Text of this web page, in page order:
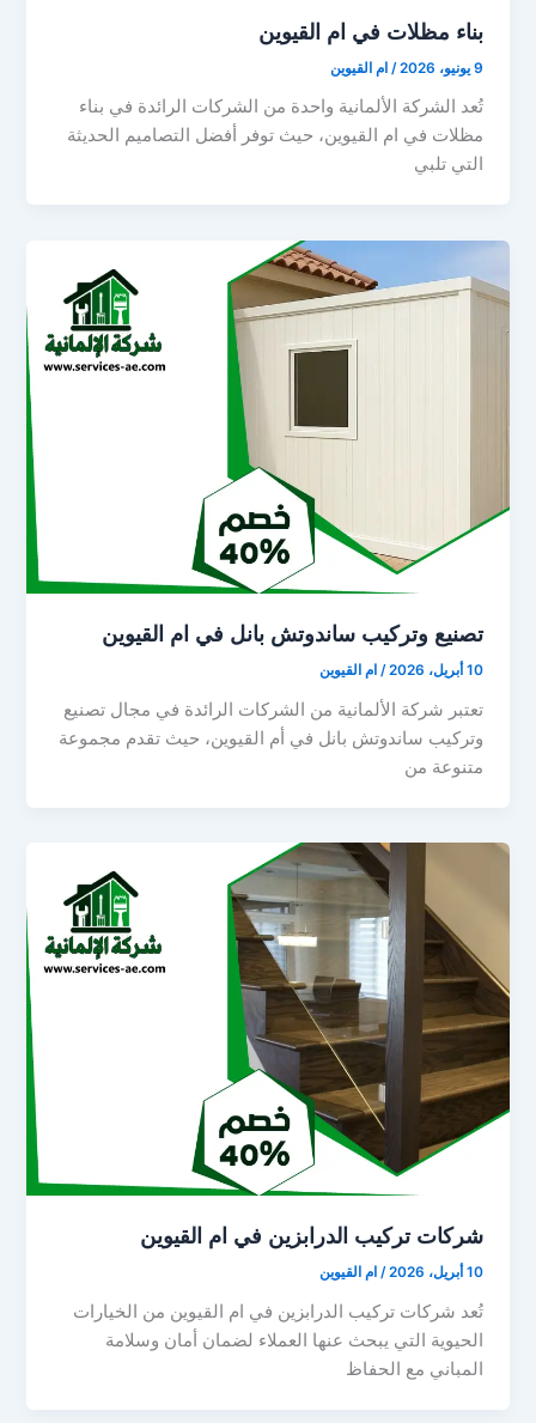
بناء مظلات في ام القيوين
9 يونيو، 2026 /ام القيوين
تُعد الشركة الألمانية واحدة من الشركات الرائدة في بناء
مظلات في ام القيوين، حيث توفر أفضل التصاميم الحديثة
التي تلبي
تصنيع وتركيب ساندوتش بانل في ام القيوين
10 أبريل، 2026 / ام القيوين
تعتبر شركة الألمانية من الشركات الرائدة في مجال تصنيع
وتركيب ساندوتش بانل في أم القيوين، حيث تقدم مجموعة
متنوعة من
شركات تركيب الدرابزين في ام القيوين
10 أبريل، 2026 / ام القيوين
تُعد شركات تركيب الدرابزين في ام القيوين من الخيارات
الحيوية التي يبحث عنها العملاء لضمان أمان وسلامة
المباني مع الحفاظ